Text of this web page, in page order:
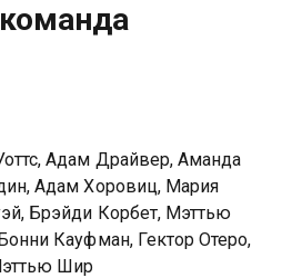
Адам Драйвер, Аманда
Адам Хоровиц, Мария
Брэйди Корбет, Мэттью
Кауфман, Гектор Отеро,
Шир